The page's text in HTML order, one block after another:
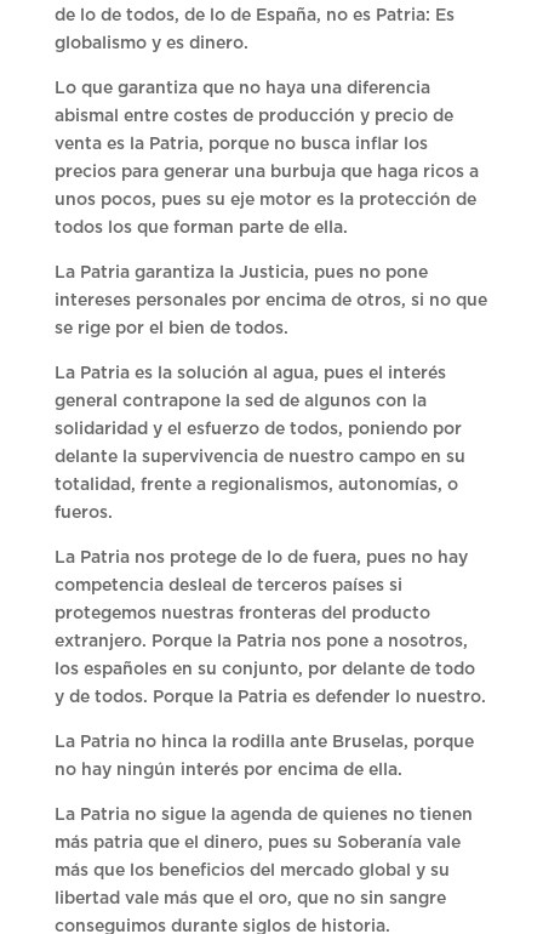
de lo de todos, de lo de España, no es Patria: Es
globalismo y es dinero.
Lo que garantiza que no haya una diferencia
abismal entre costes de producción y precio de
venta es la Patria, porque no busca inflar los
precios para generar una burbuja que haga ricos a
unos pocos, pues su eje motor es la protección de
todos los que forman parte de ella.
La Patria garantiza la Justicia, pues no pone
intereses personales por encima de otros, si no que
se rige por el bien de todos.
La Patria es la solución al agua, pues el interés
general contrapone la sed de algunos con la
solidaridad y el esfuerzo de todos, poniendo por
delante la supervivencia de nuestro campo en su
totalidad, frente a regionalismos, autonomías, o
fueros.
La Patria nos protege de lo de fuera, pues no hay
competencia desleal de terceros países si
protegemos nuestras fronteras del producto
extranjero. Porque la Patria nos pone a nosotros,
los españoles en su conjunto, por delante de todo
y de todos. Porque la Patria es defender lo nuestro.
La Patria no hinca la rodilla ante Bruselas, porque
no hay ningún interés por encima de ella.
La Patria no sigue la agenda de quienes no tienen
más patria que el dinero, pues su Soberanía vale
más que los beneficios del mercado global y su
libertad vale más que el oro, que no sin sangre
conseguimos durante siglos de historia.